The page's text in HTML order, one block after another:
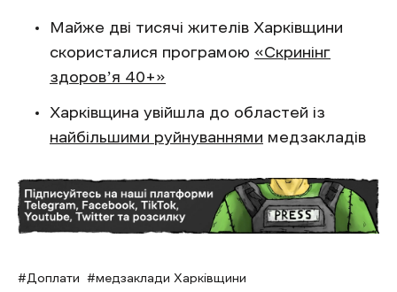
Майже дві тисячі жителів Харківщини
скористалися програмою «Скринінг
здоровʼя 40+»
Харківщина увійшла до областей із
найбільшими руйнуваннями медзакладів
Доплати
медзаклади Харківщини